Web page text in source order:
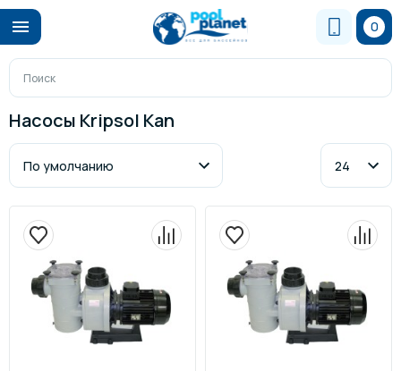
0
Насосы Kripsol Kan